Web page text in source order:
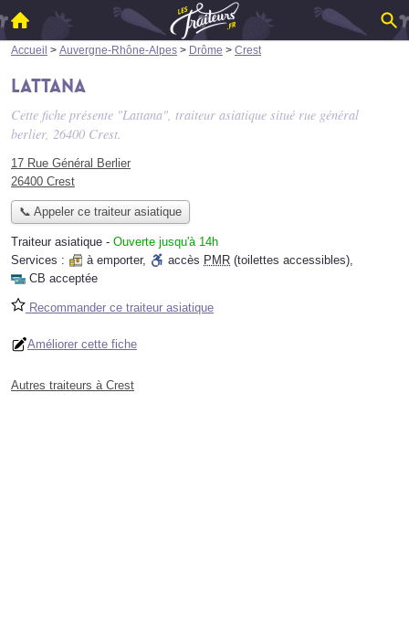
Accueil > Auvergne-Rhône-Alpes > Drôme > Crest
Lattana
Cette fiche présente "Lattana", traiteur asiatique situé rue général
berlier, 26400 Crest.
17 Rue Général Berlier
26400 Crest
📞 Appeler ce traiteur asiatique
Traiteur asiatique - Ouverte jusqu'à 14h
Services :
à emporter, accès PMR (toilettes accessibles),
CB acceptée
Recommander ce traiteur asiatique
Améliorer cette fiche
Autres traiteurs à Crest